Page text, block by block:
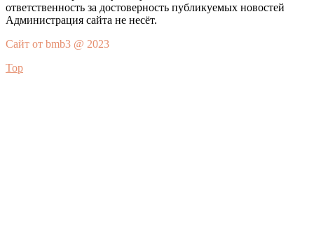
ответственность за достоверность публикуемых новостей
Администрация сайта не несёт.
Сайт от bmb3 @ 2023
Top